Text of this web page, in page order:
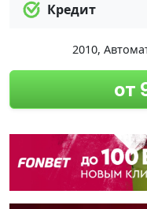
Кредит
2010,
от